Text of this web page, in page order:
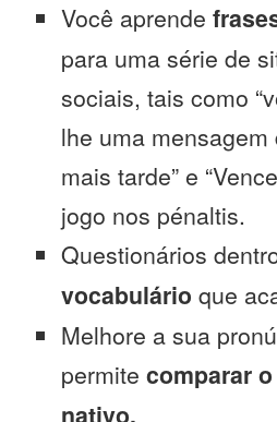
Você aprende
para uma série de
sociais, tais como
lhe uma mensagem
mais tarde” e
jogo nos pénaltis.
Questionários
vocabulário que
Melhore a sua
permite comparar
nativo.